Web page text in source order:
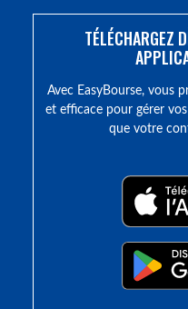
TÉLÉCHARGEZ
Avec EasyBourse, vous
et efficace pour gérer
que votre